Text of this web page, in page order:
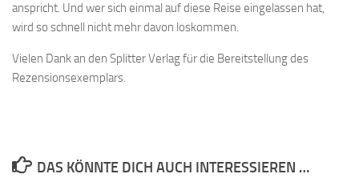
anspricht. Und wer sich einmal auf diese Reise eingelassen hat,
wird so schnell nicht mehr davon loskommen.
Vielen Dank an den Splitter Verlag für die Bereitstellung des
Rezensionsexemplars.
DAS KÖNNTE DICH AUCH INTERESSIEREN …